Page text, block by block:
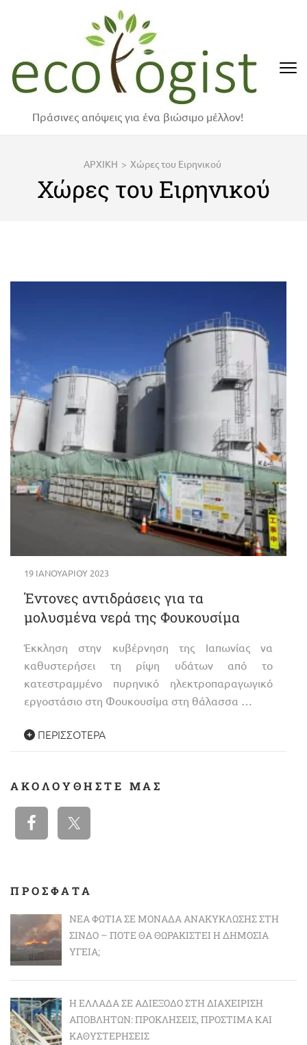
Enter)
Πράσινες απόψεις για ένα βιώσιμο μέλλον!
ΑΡΧΙΚΗ > Χώρες του Ειρηνικού
Χώρες του Ειρηνικού
19 ΙΑΝΟΥΑΡΊΟΥ 2023
Έντονες αντιδράσεις για τα
μολυσμένα νερά της Φουκουσίμα
Έκκληση στην κυβέρνηση της Ιαπωνίας να
καθυστερήσει τη ρίψη υδάτων από το
κατεστραμμένο πυρηνικό ηλεκτροπαραγωγικό
εργοστάσιο στη Φουκουσίμα στη θάλασσα …
ΠΕΡΙΣΣΌΤΕΡΑ
ΑΚΟΛΟΥΘΉΣΤΕ ΜΑΣ
ΠΡΟΣΦΑΤΑ
ΝΈΑ ΦΩΤΙΆ ΣΕ ΜΟΝΆΔΑ ΑΝΑΚΎΚΛΩΣΗΣ ΣΤΗ
ΣΊΝΔΟ – ΠΌΤΕ ΘΑ ΘΩΡΑΚΙΣΤΕΊ Η ΔΗΜΌΣΙΑ
ΥΓΕΊΑ;
Η ΕΛΛΆΔΑ ΣΕ ΑΔΙΈΞΟΔΟ ΣΤΗ ΔΙΑΧΕΊΡΙΣΗ
ΑΠΟΒΛΉΤΩΝ: ΠΡΟΚΛΉΣΕΙΣ, ΠΡΌΣΤΙΜΑ ΚΑΙ
ΚΑΘΥΣΤΕΡΉΣΕΙΣ